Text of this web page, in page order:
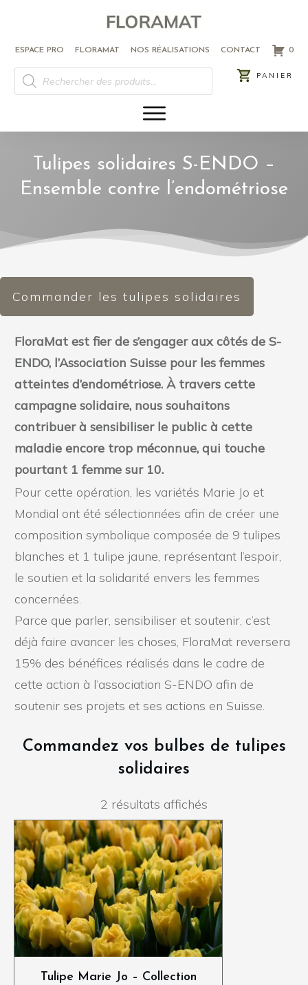
ESPACE PRO FLORAMAT NOS RÉALISATIONS CONTACT 0
PANIER
RECHERCHE
DE
PRODUITS
Tulipes solidaires S-ENDO –
Ensemble contre l’endométriose
Commander les tulipes solidaires
FloraMat est fier de s’engager aux côtés de S-
ENDO, l’Association Suisse pour les femmes
atteintes d’endométriose. À travers cette
campagne solidaire, nous souhaitons
contribuer à sensibiliser le public à cette
maladie encore trop méconnue, qui touche
pourtant 1 femme sur 10.
Pour cette opération, les variétés Marie Jo et
Mondial ont été sélectionnées afin de créer une
composition symbolique composée de 9 tulipes
blanches et 1 tulipe jaune, représentant l’espoir,
le soutien et la solidarité envers les femmes
concernées.
Parce que parler, sensibiliser et soutenir, c’est
déjà faire avancer les choses, FloraMat reversera
15% des bénéfices réalisés dans le cadre de
cette action à l’association S-ENDO afin de
soutenir ses projets et ses actions en Suisse.
Commandez vos bulbes de tulipes
solidaires
2 résultats affichés
par
popularité
Tulipe Marie Jo – Collection